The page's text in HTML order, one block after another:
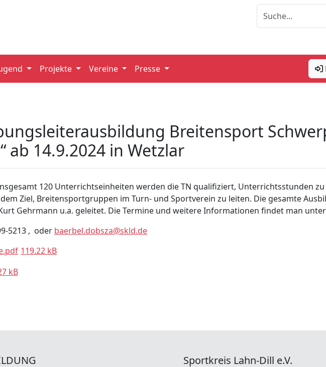
Projekte Vereine Presse
Breitensport
ab 14.9.2024 in Wetzlar
120 Unterrichtseinheiten werden die TN qualifiziert, Unterrichtsstunden
Ziel, Breitensportgruppen im Turn- und Sportverein zu leiten. Die gesamte
Gehrmann u.a. geleitet. Die Termine und weitere Informationen findet man unter
5213 , oder baerbel.dobsza@skld.de
119.22 kB
kB
Sportkreis Lahn-Dill e.V.